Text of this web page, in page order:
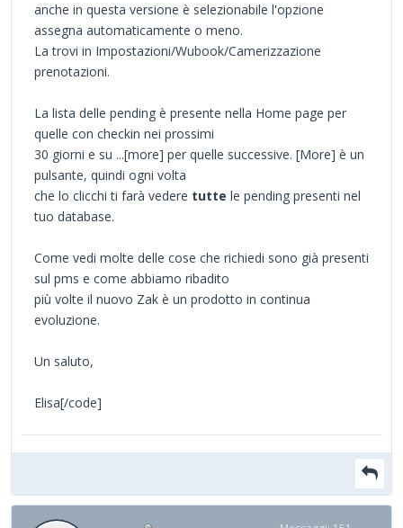
anche in questa versione è selezionabile l'opzione
assegna automaticamente o meno.
La trovi in Impostazioni/Wubook/Camerizzazione
prenotazioni.
La lista delle pending è presente nella Home page per
quelle con checkin nei prossimi
30 giorni e su ...[more] per quelle successive. [More] è un
pulsante, quindi ogni volta
che lo clicchi ti farà vedere tutte le pending presenti nel
tuo database.
Come vedi molte delle cose che richiedi sono già presenti
sul pms e come abbiamo ribadito
più volte il nuovo Zak è un prodotto in continua
evoluzione.
Un saluto,
Elisa[/code]